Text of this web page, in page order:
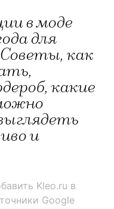
в моде
для
как
какие
и
Kleo.ru в
Google